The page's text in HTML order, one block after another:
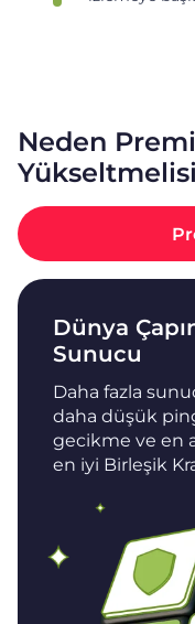
Neden
Dünya
Sunucu
Daha fazla
daha düşük
gecikme ve en
en iyi Birleşik